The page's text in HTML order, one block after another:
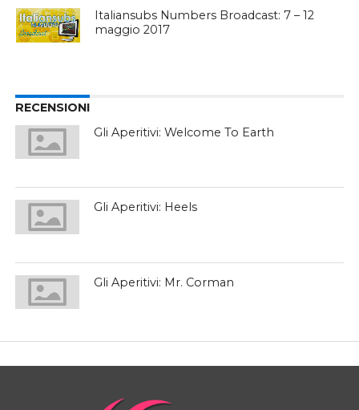
Italiansubs Numbers Broadcast: 7 – 12
maggio 2017
RECENSIONI
Gli Aperitivi: Welcome To Earth
Gli Aperitivi: Heels
Gli Aperitivi: Mr. Corman